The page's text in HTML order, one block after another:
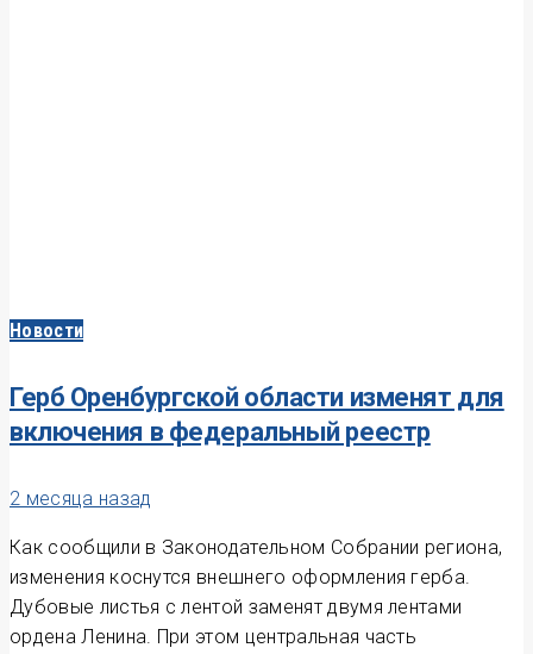
Новости
Герб Оренбургской области изменят для
включения в федеральный реестр
2 месяца назад
Как сообщили в Законодательном Собрании региона,
изменения коснутся внешнего оформления герба.
Дубовые листья с лентой заменят двумя лентами
ордена Ленина. При этом центральная часть